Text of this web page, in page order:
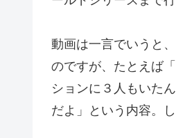
動画は一言でいうと
のですが、たとえば
ションに３人もいた
だよ」という内容。